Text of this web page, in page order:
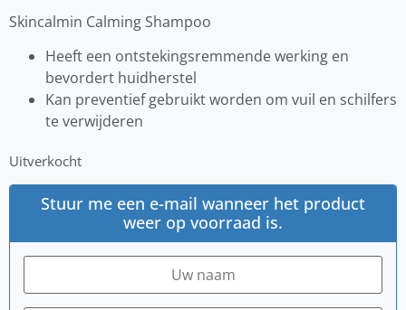
Skincalmin Calming Shampoo
Heeft een ontstekingsremmende werking en
bevordert huidherstel
Kan preventief gebruikt worden om vuil en schilfers
te verwijderen
Uitverkocht
Stuur me een e-mail wanneer het product
weer op voorraad is.